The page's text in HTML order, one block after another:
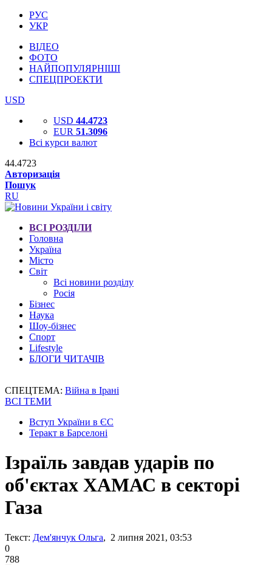
РУС
УКР
ВІДЕО
ФОТО
НАЙПОПУЛЯРНІШІ
СПЕЦПРОЕКТИ
USD
USD 44.4723
EUR 51.3096
Всі курси валют
44.4723
Авторизація
Пошук
RU
ВСІ РОЗДІЛИ
Головна
Україна
Місто
Світ
Всі новини розділу
Росія
Бізнес
Наука
Шоу-бізнес
Спорт
Lifestyle
БЛОГИ ЧИТАЧІВ
СПЕЦТЕМА: Війна в Ірані
ВСІ ТЕМИ
Вступ України в ЄС
Теракт в Барселоні
Ізраїль завдав ударів по
об'єктах ХАМАС в секторі
Газа
Текст: Дем'янчук Ольга, 2 липня 2021, 03:53
0
788